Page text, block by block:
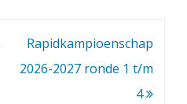
Rapidkampioenschap
2026-2027 ronde 1 t/m
4